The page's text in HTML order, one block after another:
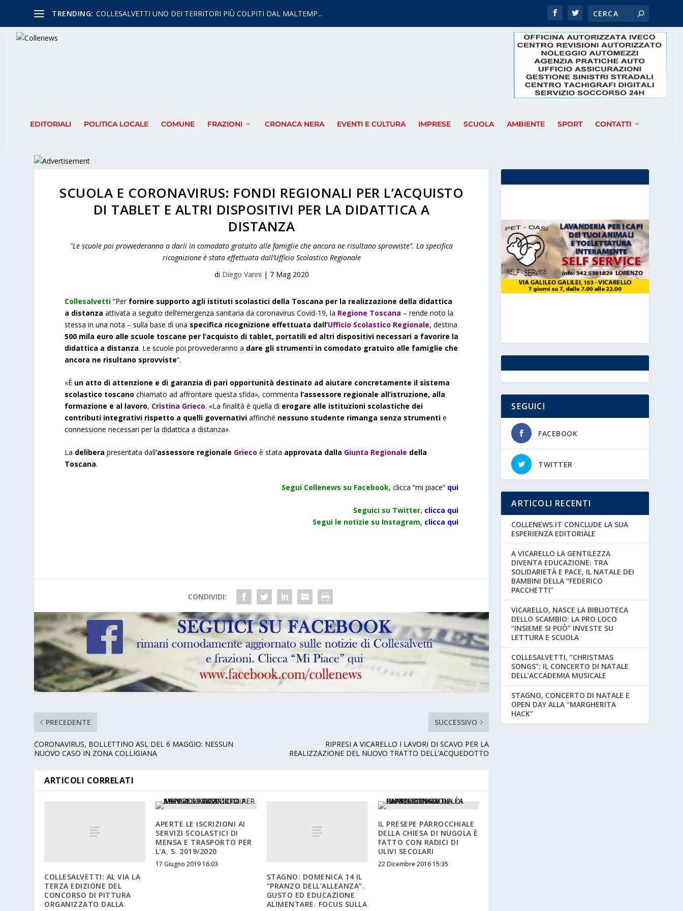
TRENDING: COLLESALVETTI UNO DEI TERRITORI PIÙ COLPITI DAL MALTEMP...
EDITORIALI POLITICA LOCALE COMUNE FRAZIONI CRONACA NERA EVENTI E CULTURA IMPRESE SCUOLA AMBIENTE SPORT CONTATTI
SCUOLA E CORONAVIRUS: FONDI REGIONALI PER L’ACQUISTO
DI TABLET E ALTRI DISPOSITIVI PER LA DIDATTICA A
DISTANZA
"Le scuole poi provvederanno a darli in comodato gratuito alle famiglie che ancora ne risultano sprovviste“. La specifica
ricognizione è stata effettuata dall’Ufficio Scolastico Regionale
di Diego Vanni | 7 Mag 2020
Collesalvetti“Per fornire supporto agli istituti scolastici della Toscana per la realizzazione della didattica
a distanza attivata a seguito dell’emergenza sanitaria da coronavirus Covid-19, la Regione Toscana – rende noto la
stessa in una nota – sulla base di una specifica ricognizione effettuata dall’Ufficio Scolastico Regionale, destina
500 mila euro alle scuole toscane per l’acquisto di tablet, portatili ed altri dispositivi necessari a favorire la
didattica a distanza. Le scuole poi provvederanno a dare gli strumenti in comodato gratuito alle famiglie che
ancora ne risultano sprovviste“.
«È un atto di attenzione e di garanzia di pari opportunità destinato ad aiutare concretamente il sistema
scolastico toscano chiamato ad affrontare questa sfida», commenta l’assessore regionale all’istruzione, alla
formazione e al lavoro, Cristina Grieco. «La finalità è quella di erogare alle istituzioni scolastiche dei
contributi integrativi rispetto a quelli governativi affinché nessuno studente rimanga senza strumenti e
connessione necessari per la didattica a distanza».
La delibera presentata dall‘assessore regionale Grieco è stata approvata dalla Giunta Regionale della
Toscana.
Segui Collenews su Facebook, clicca “mi piace” qui
Seguici su Twitter, clicca qui
Segui le notizie su Instagram, clicca qui
CONDIVIDI:
PRECEDENTE
CORONAVIRUS, BOLLETTINO ASL DEL 6 MAGGIO: NESSUN
NUOVO CASO IN ZONA COLLIGIANA
SUCCESSIVO
RIPRESI A VICARELLO I LAVORI DI SCAVO PER LA
REALIZZAZIONE DEL NUOVO TRATTO DELL’ACQUEDOTTO
ARTICOLI CORRELATI
COLLESALVETTI: AL VIA LA
TERZA EDIZIONE DEL
CONCORSO DI PITTURA
ORGANIZZATO DALLA
APERTE LE ISCRIZIONI AI
SERVIZI SCOLASTICI DI
MENSA E TRASPORTO PER
L’A. S. 2019/2020
17 Giugno 2019 16:03
STAGNO: DOMENICA 14 IL
“PRANZO DELL’ALLEANZA”.
GUSTO ED EDUCAZIONE
ALIMENTARE. FOCUS SULLA
IL PRESEPE PARROCCHIALE
DELLA CHIESA DI NUGOLA È
FATTO CON RADICI DI
ULIVI SECOLARI
22 Dicembre 2016 15:35
SEGUICI
FACEBOOK
TWITTER
ARTICOLI RECENTI
COLLENEWS.IT CONCLUDE LA SUA
ESPERIENZA EDITORIALE
A VICARELLO LA GENTILEZZA
DIVENTA EDUCAZIONE: TRA
SOLIDARIETÀ E PACE, IL NATALE DEI
BAMBINI DELLA “FEDERICO
PACCHETTI”
VICARELLO, NASCE LA BIBLIOTECA
DELLO SCAMBIO: LA PRO LOCO
“INSIEME SI PUÒ” INVESTE SU
LETTURA E SCUOLA
COLLESALVETTI, “CHRISTMAS
SONGS”: IL CONCERTO DI NATALE
DELL’ACCADEMIA MUSICALE
STAGNO, CONCERTO DI NATALE E
OPEN DAY ALLA “MARGHERITA
HACK”